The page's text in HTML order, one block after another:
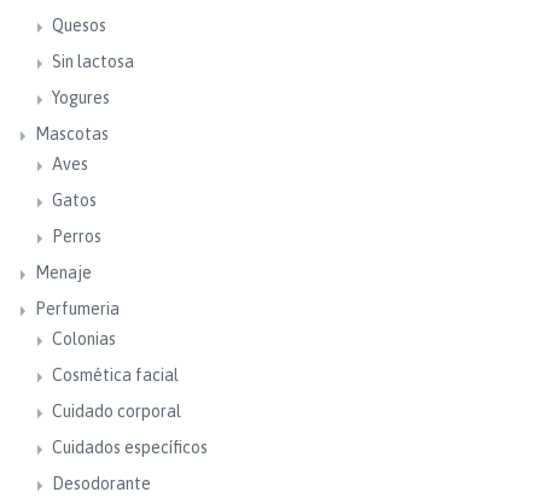
Quesos
Sin lactosa
Yogures
Mascotas
Aves
Gatos
Perros
Menaje
Perfumeria
Colonias
Cosmética facial
Cuidado corporal
Cuidados específicos
Desodorante